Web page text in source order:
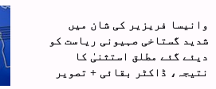
وانیسا فریزیر کی شان میں
شدید گستاخی صہیونی ریاست کو
دیئے گئے مطلق استثنیٰ کا
نتیجہ، ڈاکٹر بقائی + تصویر